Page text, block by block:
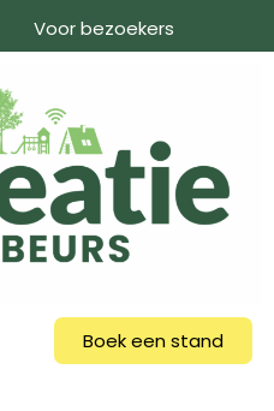
Voor bezoekers
Boek een stand